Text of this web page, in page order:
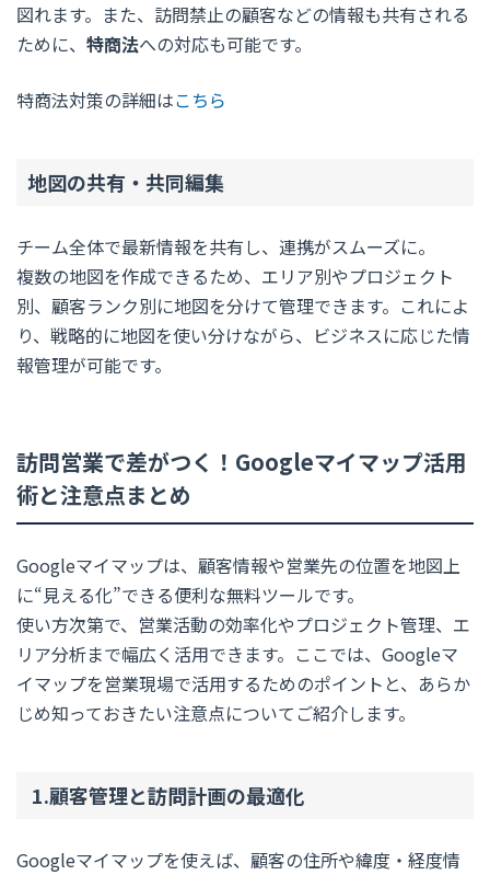
図れます。また、訪問禁止の顧客などの情報も共有される
ために、 特商法への対応も可能です。
特商法対策の詳細はこちら
地図の共有・共同編集
チーム全体で最新情報を共有し、連携がスムーズに。
複数の地図を作成できるため、エリア別やプロジェクト
別、顧客ランク別に地図を分けて管理できます。これによ
り、戦略的に地図を使い分けながら、ビジネスに応じた情
報管理が可能です。
訪問営業で差がつく！Googleマイマップ活用
術と注意点まとめ
Googleマイマップは、顧客情報や営業先の位置を地図上
に“見える化”できる便利な無料ツールです。
使い方次第で、営業活動の効率化やプロジェクト管理、エ
リア分析まで幅広く活用できます。ここでは、Googleマ
イマップを営業現場で活用するためのポイントと、あらか
じめ知っておきたい注意点についてご紹介します。
1.顧客管理と訪問計画の最適化
Googleマイマップを使えば、顧客の住所や緯度・経度情